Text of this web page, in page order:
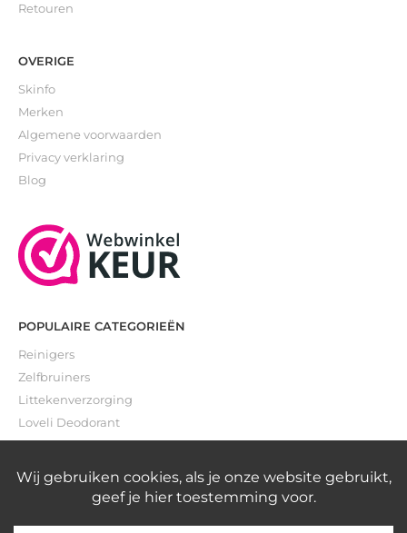
Retouren
OVERIGE
Skinfo
Merken
Algemene voorwaarden
Privacy verklaring
Blog
POPULAIRE CATEGORIEËN
Reinigers
Zelfbruiners
Littekenverzorging
Loveli Deodorant